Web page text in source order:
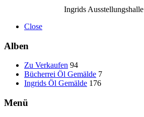
Ingrids Ausstellungshalle
Close
Alben
Zu Verkaufen 94
Bücherrei Öl Gemälde 7
Ingrids Öl Gemälde 176
Menü